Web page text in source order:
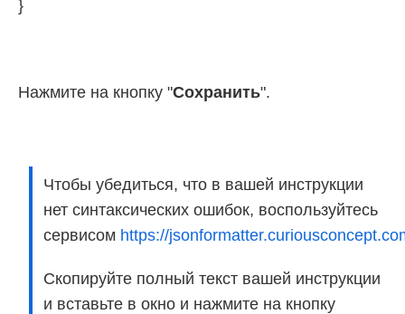
}
Нажмите на кнопку "Сохранить".
Чтобы убедиться, что в вашей инструкции
нет синтаксических ошибок, воспользуйтесь
сервисом https://
Скопируйте полный текст вашей инструкции
и вставьте в окно и нажмите на кнопку